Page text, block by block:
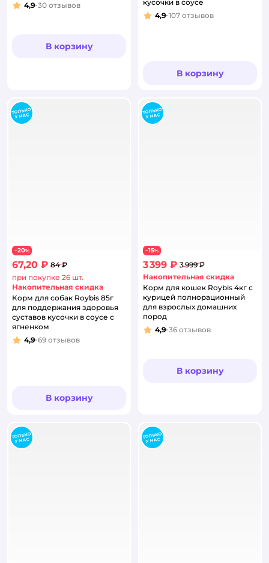
Рейтинг:
4,9 30 отзывов
В корзину
кусочки в соусе
Рейтинг:
4,9 107 отзывов
В корзину
−20%
67,20 ₽ 84 ₽
при покупке 26 шт.
Накопительная скидка
Корм для собак Roybis 85г
для поддержания здоровья
суставов кусочки в соусе с
ягненком
Рейтинг:
4,9 69 отзывов
В корзину
−15%
3 399 ₽ 3 999 ₽
Накопительная скидка
Корм для кошек Roybis 4кг с
курицей полнорационный
для взрослых домашних
пород
Рейтинг:
4,9 36 отзывов
В корзину